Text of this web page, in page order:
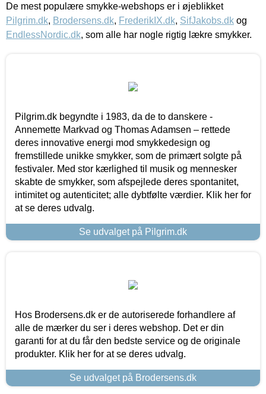
De mest populære smykke-webshops er i øjeblikket
Pilgrim.dk, Brodersens.dk, FrederikIX.dk, SifJakobs.dk og
EndlessNordic.dk, som alle har nogle rigtig lækre smykker.
Pilgrim.dk begyndte i 1983, da de to danskere -
Annemette Markvad og Thomas Adamsen – rettede
deres innovative energi mod smykkedesign og
fremstillede unikke smykker, som de primært solgte på
festivaler. Med stor kærlighed til musik og mennesker
skabte de smykker, som afspejlede deres spontanitet,
intimitet og autenticitet; alle dybtfølte værdier. Klik her for
at se deres udvalg.
Se udvalget på Pilgrim.dk
Hos Brodersens.dk er de autoriserede forhandlere af
alle de mærker du ser i deres webshop. Det er din
garanti for at du får den bedste service og de originale
produkter. Klik her for at se deres udvalg.
Se udvalget på Brodersens.dk